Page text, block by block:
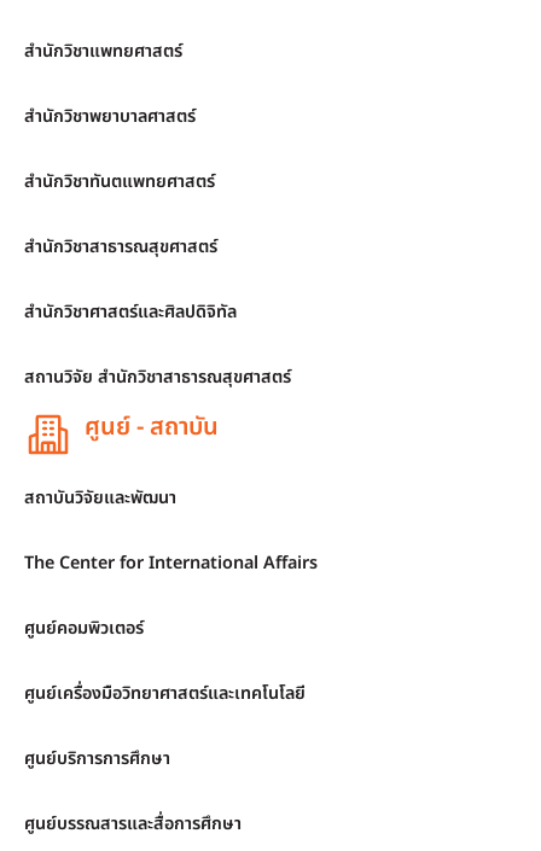
สำนักวิชาแพทยศาสตร์
สำนักวิชาพยาบาลศาสตร์
สำนักวิชาทันตแพทยศาสตร์
สำนักวิชาสาธารณสุขศาสตร์
สำนักวิชาศาสตร์และศิลปดิจิทัล
สถานวิจัย สำนักวิชาสาธารณสุขศาสตร์
ศูนย์ - สถาบัน
สถาบันวิจัยและพัฒนา
The Center for International Affairs
ศูนย์คอมพิวเตอร์
ศูนย์เครื่องมือวิทยาศาสตร์และเทคโนโลยี
ศูนย์บริการการศึกษา
ศูนย์บรรณสารและสื่อการศึกษา